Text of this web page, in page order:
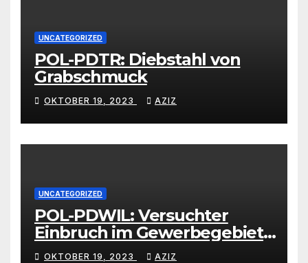
UNCATEGORIZED
POL-PDTR: Diebstahl von
Grabschmuck
OKTOBER 19, 2023 AZIZ
UNCATEGORIZED
POL-PDWIL: Versuchter
Einbruch im Gewerbegebiet
Wittlich
OKTOBER 19, 2023 AZIZ